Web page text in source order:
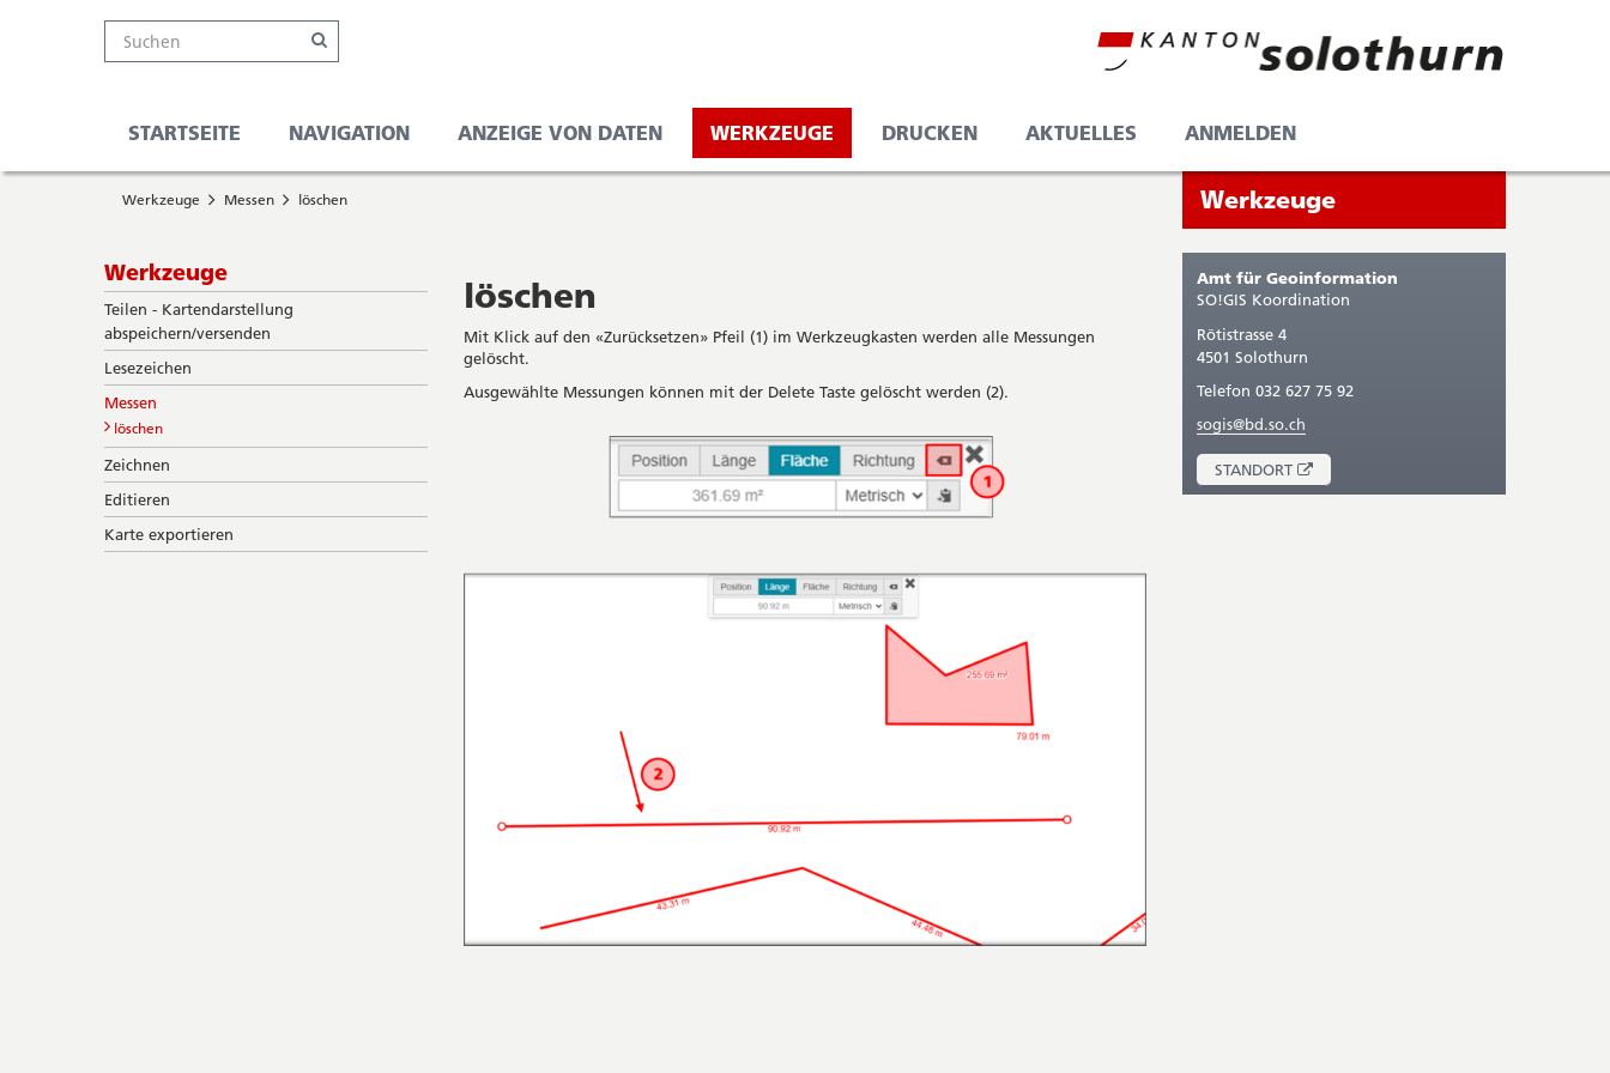
Kanton
Solothurn
Suche
Online-
Schalter
Navigation
Suche
Hauptnavigation
STARTSEITE NAVIGATION ANZEIGE VON DATEN WERKZEUGE DRUCKEN AKTUELLES ANMELDEN
Service-
Navigation
Sie
befinden
Werkzeuge Messen löschen
Subnavigation
Werkzeuge
Teilen - Kartendarstellung
abspeichern/versenden
Lesezeichen
Messen
löschen
Zeichnen
Editieren
Karte exportieren
löschen
Mit Klick auf den «Zurücksetzen» Pfeil (1) im Werkzeugkasten werden alle Messungen
gelöscht.
Ausgewählte Messungen können mit der Delete Taste gelöscht werden (2).
Sie
befinden
sich
gerade
in:
Werkzeuge
Seitenleiste
Amt für Geoinformation
SO!GIS Koordination
Rötistrasse 4
4501 Solothurn
Telefon 032 627 75 92
sogis@bd.so.ch
STANDORT
ÖFFNET
IN